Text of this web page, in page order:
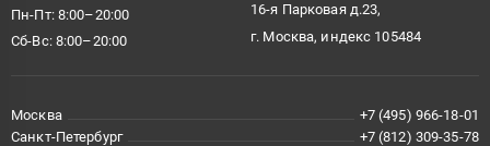
Пн-Пт: 8:00–20:00
Сб-Вс: 8:00–20:00
16-я Парковая д.23,
г. Москва, индекс 105484
Москва
+7 (495) 966-18-01
Санкт-Петербург
+7 (812) 309-35-78